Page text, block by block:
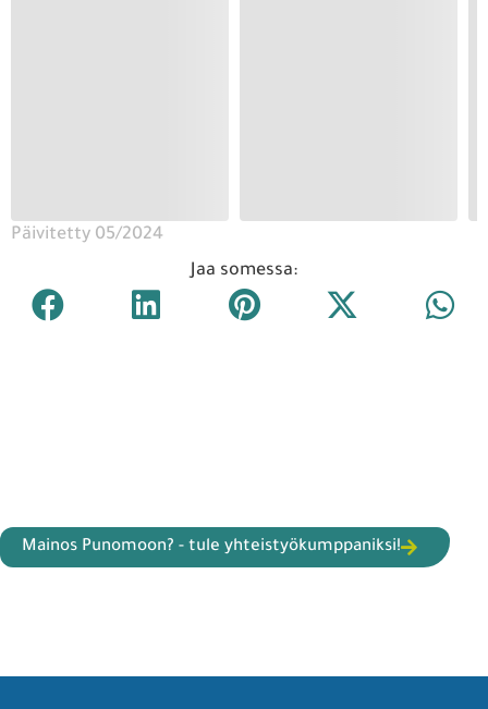
Päivitetty 05/2024
Jaa somessa:
Mainos Punomoon? - tule yhteistyökumppaniksi!